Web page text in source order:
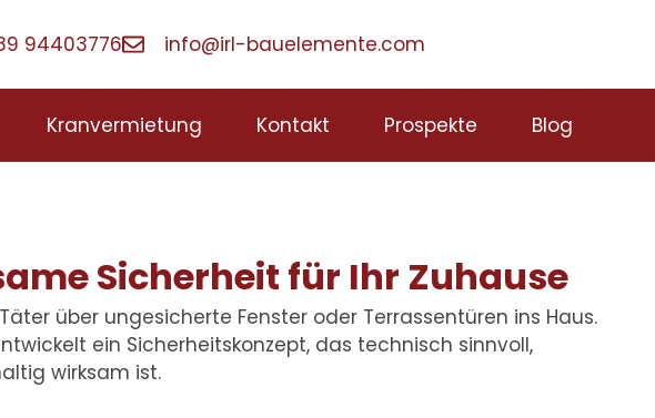
94403776 info@irl-bauelemente.com
Kranvermietung Kontakt Prospekte Blog
Sicherheit für Ihr Zuhause
über ungesicherte Fenster oder Terrassentüren ins Haus.
ein Sicherheitskonzept, das technisch sinnvoll,
wirksam ist.